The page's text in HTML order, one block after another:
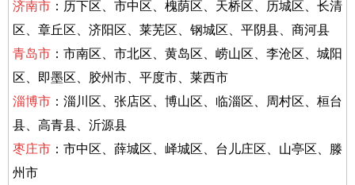
济南市 ：历下区、市中区、槐荫区、天桥区、历城区、长清
区、章丘区、济阳区、莱芜区、钢城区、平阴县、商河县
青岛市 ：市南区、市北区、黄岛区、崂山区、李沧区、城阳
区、即墨区、胶州市、平度市、莱西市
淄博市 ：淄川区、张店区、博山区、临淄区、周村区、桓台
县、高青县、沂源县
枣庄市 ：市中区、薛城区、峄城区、台儿庄区、山亭区、滕
州市